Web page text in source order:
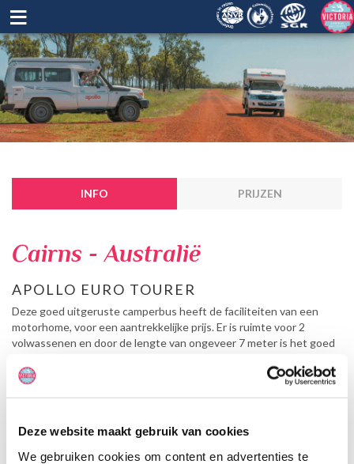
Deze website maakt gebruik van cookies
We gebruiken cookies om content en advertenties te
≡
INFO PRIJZEN
Cairns - Australië
APOLLO EURO TOURER
Deze goed uitgeruste camperbus heeft de faciliteiten van een
motorhome, voor een aantrekkelijke prijs. Er is ruimte voor 2
volwassenen en door de lengte van ongeveer 7 meter is het goed
een toilet en douche. Deze kampeerbus ziet er sportief uit en
heeft door de lengte, toch behoorlijk wat ruimte. Heerlijk toch, om